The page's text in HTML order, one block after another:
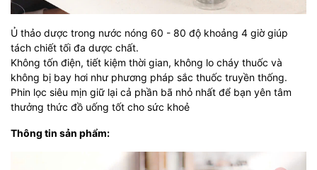
Ủ thảo dược trong nước nóng 60 - 80 độ khoảng 4 giờ giúp
tách chiết tối đa dược chất.
Không tốn điện, tiết kiệm thời gian, không lo cháy thuốc và
không bị bay hơi như phương pháp sắc thuốc truyền thống.
Phin lọc siêu mịn giữ lại cả phần bã nhỏ nhất để bạn yên tâm
thưởng thức đồ uống tốt cho sức khoẻ
Thông tin sản phẩm: